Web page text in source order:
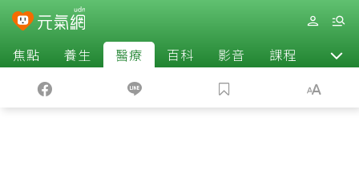
焦點 養生 醫療 百科 影音 課程 退休